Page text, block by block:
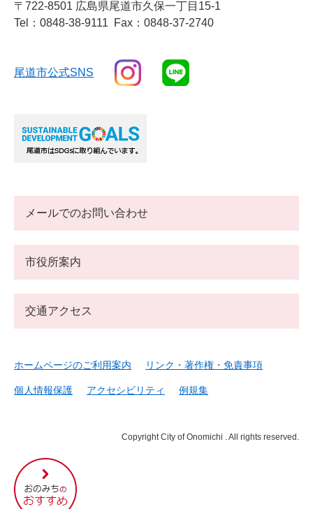
尾
道
市
〒722-8501 広島県尾道市久保一丁目15-1
Tel：0848-38-9111
Fax：0848-37-2740
尾道市公式SNS
メールでのお問い合わせ
市役所案内
交通アクセス
ホームページのご利用案内 リンク・著作権・免責事項
個人情報保護 アクセシビリティ 例規集
Copyright City of Onomichi . All rights reserved.